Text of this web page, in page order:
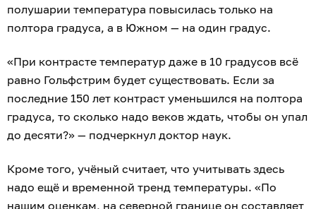
полушарии температура повысилась только на
полтора градуса, а в Южном — на один градус.
«При контрасте температур даже в 10 градусов всё
равно Гольфстрим будет существовать. Если за
последние 150 лет контраст уменьшился на полтора
градуса, то сколько надо веков ждать, чтобы он упал
до десяти?» — подчеркнул доктор наук.
Кроме того, учёный считает, что учитывать здесь
надо ещё и временной тренд температуры. «По
нашим оценкам, на северной границе он составляет